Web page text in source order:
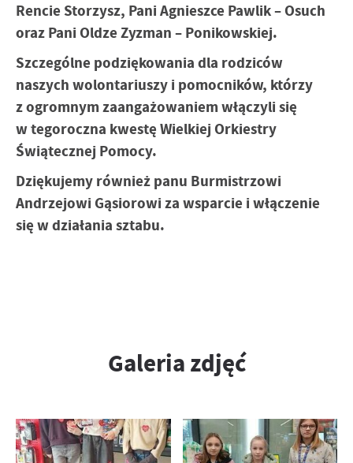
Rencie Storzysz, Pani Agnieszce Pawlik – Osuch
oraz Pani Oldze Zyzman – Ponikowskiej.
Szczególne podziękowania dla rodziców
naszych wolontariuszy i pomocników, którzy
z ogromnym zaangażowaniem włączyli się
w tegoroczna kwestę Wielkiej Orkiestry
Świątecznej Pomocy.
Dziękujemy również panu Burmistrzowi
Andrzejowi Gąsiorowi za wsparcie i włączenie
się w działania sztabu.
Galeria zdjęć